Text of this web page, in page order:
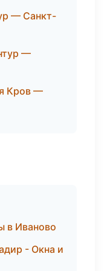
— Санкт-
—
Кров —
в Иваново
- Окна и